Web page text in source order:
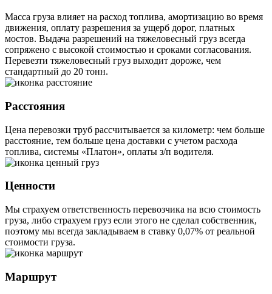
Масса груза влияет на расход топлива, амортизацию во время
движения, оплату разрешения за ущерб дорог, платных
мостов. Выдача разрешений на тяжеловесный груз всегда
сопряжено с высокой стоимостью и сроками согласования.
Перевезти тяжеловесный груз выходит дороже, чем
стандартный до 20 тонн.
Расстояния
Цена перевозки труб рассчитывается за километр: чем больше
расстояние, тем больше цена доставки с учетом расхода
топлива, системы «Платон», оплаты з/п водителя.
Ценности
Мы страхуем ответственность перевозчика на всю стоимость
груза, либо страхуем груз если этого не сделал собственник,
поэтому мы всегда закладываем в ставку 0,07% от реальной
стоимости груза.
Маршрут